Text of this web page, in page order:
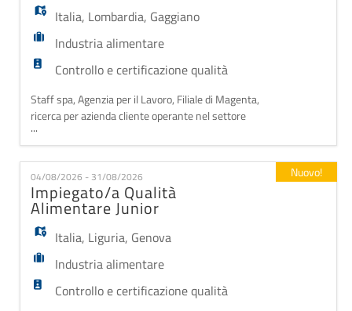
Italia, Lombardia, Gaggiano
Industria alimentare
Controllo e certificazione qualità
Staff spa, Agenzia per il Lavoro, Filiale di Magenta,
ricerca per azienda cliente operante nel settore
alimentare un/a: Neolaureato/a - Addett/a
Laboratorio Controllo Qualità Descrizione del ruolo e
Opportunità: Per solida azienda specializzata nella
produzione di pasta fresca con sede a Gaggiano (MI),
inseriamo un profilo Junior all'inter
...
04/08/2026 - 31/08/2026
Impiegato/a Qualità
Alimentare Junior
Italia, Liguria, Genova
Industria alimentare
Controllo e certificazione qualità
Nuovo!